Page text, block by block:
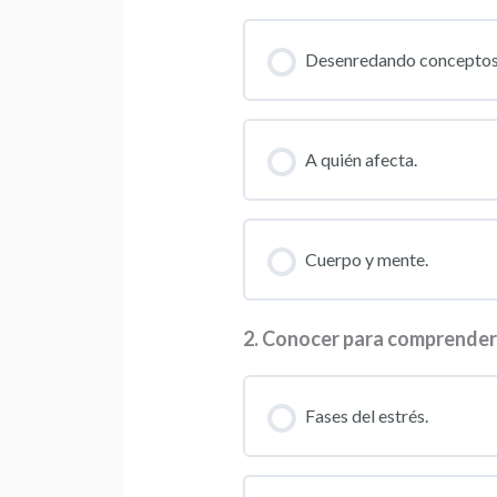
Desenredando
A quién afecta.
Cuerpo y mente.
2. Conocer para
Fases del estrés.